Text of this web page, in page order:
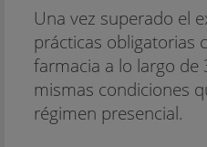
Una vez superado el
prácticas obligatorias
farmacia a lo largo de
mismas condiciones
régimen presencial.